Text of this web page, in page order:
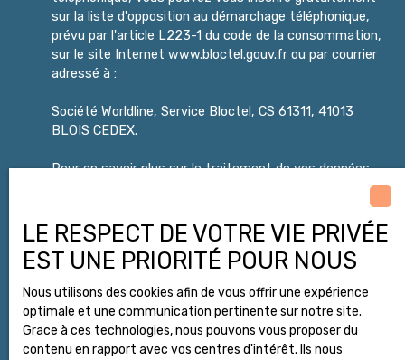
sur la liste d'opposition au démarchage téléphonique,
prévu par l'article L223-1 du code de la consommation,
sur le site Internet www.bloctel.gouv.fr ou par courrier
adressé à :
Société Worldline, Service Bloctel, CS 61311, 41013
BLOIS CEDEX.
Pour en savoir plus sur le traitement de vos données
LE RESPECT DE VOTRE VIE PRIVÉE
EST UNE PRIORITÉ POUR NOUS
Nous utilisons des cookies afin de vous offrir une expérience
optimale et une communication pertinente sur notre site.
Grace à ces technologies, nous pouvons vous proposer du
contenu en rapport avec vos centres d'intérêt. Ils nous